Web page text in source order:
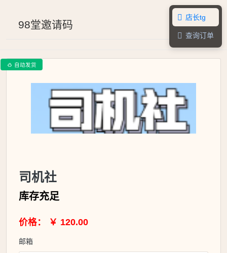
98堂邀请码
 店长tg
 查询订单
 自动发货
司机社
库存充足
价格： ￥ 120.00
邮箱